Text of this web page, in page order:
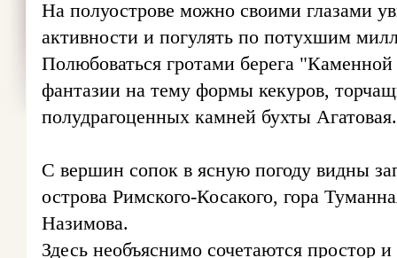
На полуострове можно своими глазами
активности и погулять по потухшим
Полюбоваться гротами берега "Каменной
фантазии на тему формы кекуров,
полудрагоценных камней бухты Агатовая.
С вершин сопок в ясную погоду видны
острова Римского-Косакого, гора
Назимова.
Здесь необъяснимо сочетаются простор